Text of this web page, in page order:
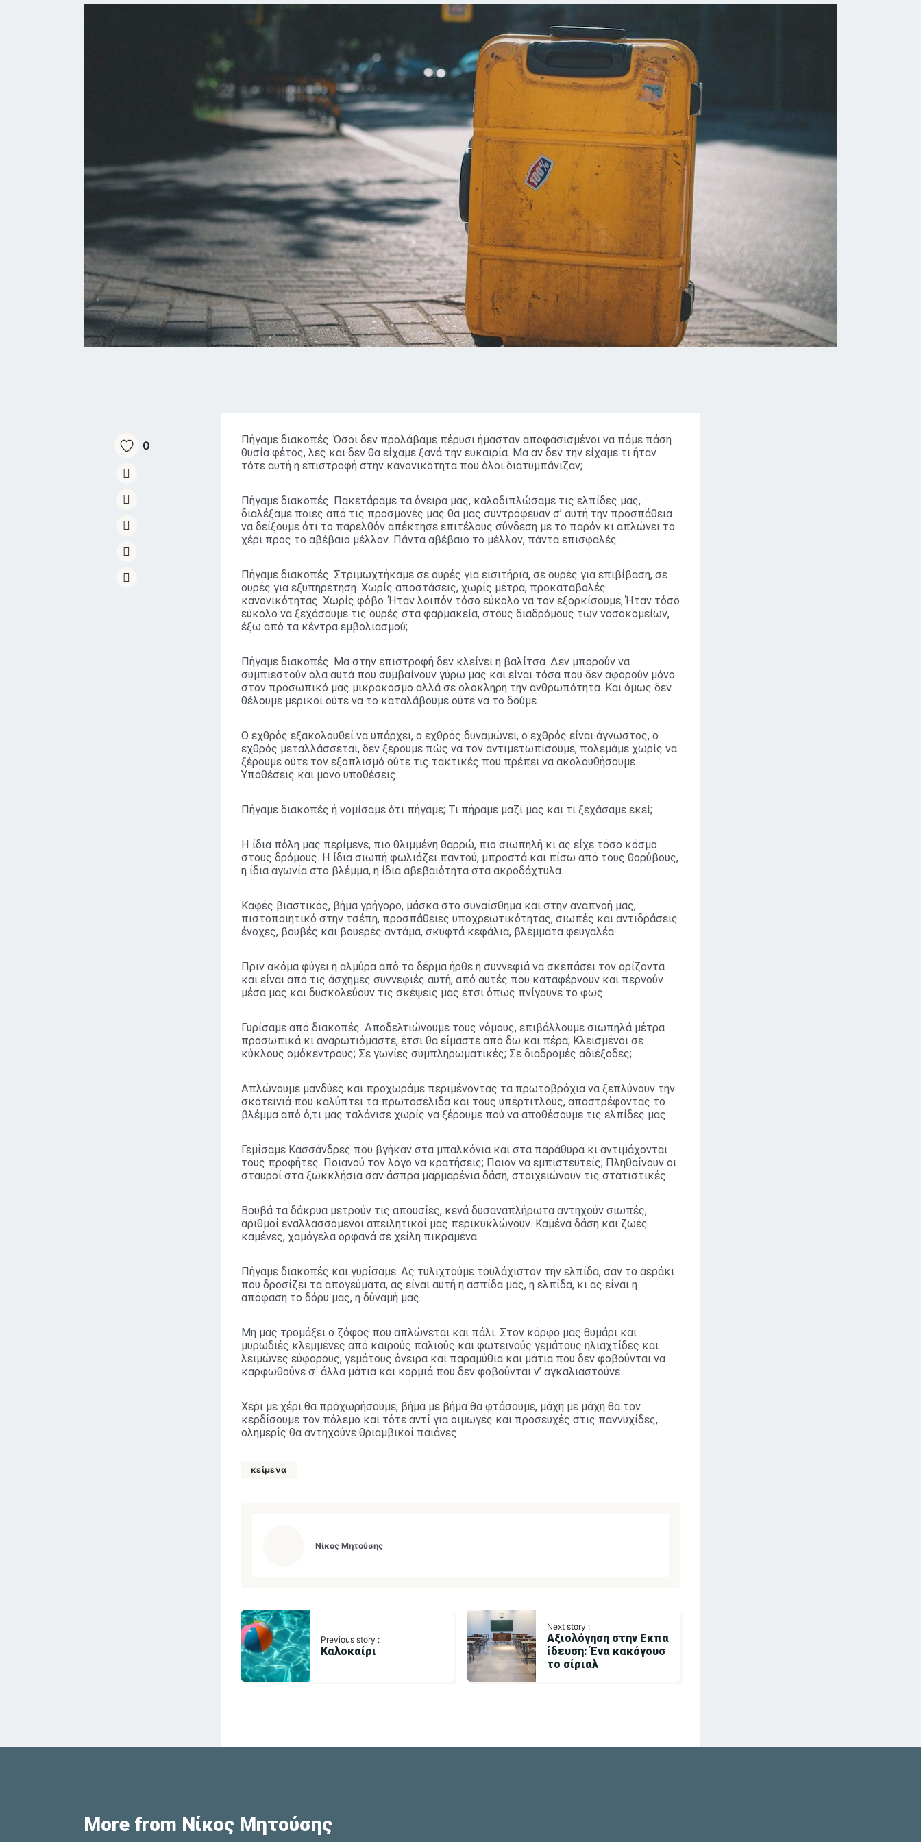
0
Πήγαμε διακοπές. Όσοι δεν προλάβαμε πέρυσι ήμασταν αποφασισμένοι να πάμε πάση
θυσία φέτος, λες και δεν θα είχαμε ξανά την ευκαιρία. Μα αν δεν την είχαμε τι ήταν
τότε αυτή η επιστροφή στην κανονικότητα που όλοι διατυμπάνιζαν;
Πήγαμε διακοπές. Πακετάραμε τα όνειρα μας, καλοδιπλώσαμε τις ελπίδες μας,
διαλέξαμε ποιες από τις προσμονές μας θα μας συντρόφευαν σ’ αυτή την προσπάθεια
να δείξουμε ότι το παρελθόν απέκτησε επιτέλους σύνδεση με το παρόν κι απλώνει το
χέρι προς το αβέβαιο μέλλον. Πάντα αβέβαιο το μέλλον, πάντα επισφαλές.
Πήγαμε διακοπές. Στριμωχτήκαμε σε ουρές για εισιτήρια, σε ουρές για επιβίβαση, σε
ουρές για εξυπηρέτηση. Χωρίς αποστάσεις, χωρίς μέτρα, προκαταβολές
κανονικότητας. Χωρίς φόβο. Ήταν λοιπόν τόσο εύκολο να τον εξορκίσουμε; Ήταν τόσο
εύκολο να ξεχάσουμε τις ουρές στα φαρμακεία, στους διαδρόμους των νοσοκομείων,
έξω από τα κέντρα εμβολιασμού;
Πήγαμε διακοπές. Μα στην επιστροφή δεν κλείνει η βαλίτσα. Δεν μπορούν να
συμπιεστούν όλα αυτά που συμβαίνουν γύρω μας και είναι τόσα που δεν αφορούν μόνο
στον προσωπικό μας μικρόκοσμο αλλά σε ολόκληρη την ανθρωπότητα. Και όμως δεν
θέλουμε μερικοί ούτε να το καταλάβουμε ούτε να το δούμε.
Ο εχθρός εξακολουθεί να υπάρχει, ο εχθρός δυναμώνει, ο εχθρός είναι άγνωστος, ο
εχθρός μεταλλάσσεται, δεν ξέρουμε πώς να τον αντιμετωπίσουμε, πολεμάμε χωρίς να
ξέρουμε ούτε τον εξοπλισμό ούτε τις τακτικές που πρέπει να ακολουθήσουμε.
Υποθέσεις και μόνο υποθέσεις.
Πήγαμε διακοπές ή νομίσαμε ότι πήγαμε; Τι πήραμε μαζί μας και τι ξεχάσαμε εκεί;
Η ίδια πόλη μας περίμενε, πιο θλιμμένη θαρρώ, πιο σιωπηλή κι ας είχε τόσο κόσμο
στους δρόμους. Η ίδια σιωπή φωλιάζει παντού, μπροστά και πίσω από τους θορύβους,
η ίδια αγωνία στο βλέμμα, η ίδια αβεβαιότητα στα ακροδάχτυλα.
Καφές βιαστικός, βήμα γρήγορο, μάσκα στο συναίσθημα και στην αναπνοή μας,
πιστοποιητικό στην τσέπη, προσπάθειες υποχρεωτικότητας, σιωπές και αντιδράσεις
ένοχες, βουβές και βουερές αντάμα, σκυφτά κεφάλια, βλέμματα φευγαλέα.
Πριν ακόμα φύγει η αλμύρα από το δέρμα ήρθε η συννεφιά να σκεπάσει τον ορίζοντα
και είναι από τις άσχημες συννεφιές αυτή, από αυτές που καταφέρνουν και περνούν
μέσα μας και δυσκολεύουν τις σκέψεις μας έτσι όπως πνίγουνε το φως.
Γυρίσαμε από διακοπές. Αποδελτιώνουμε τους νόμους, επιβάλλουμε σιωπηλά μέτρα
προσωπικά κι αναρωτιόμαστε, έτσι θα είμαστε από δω και πέρα; Κλεισμένοι σε
κύκλους ομόκεντρους; Σε γωνίες συμπληρωματικές; Σε διαδρομές αδιέξοδες;
Απλώνουμε μανδύες και προχωράμε περιμένοντας τα πρωτοβρόχια να ξεπλύνουν την
σκοτεινιά που καλύπτει τα πρωτοσέλιδα και τους υπέρτιτλους, αποστρέφοντας το
βλέμμα από ό,τι μας ταλάνισε χωρίς να ξέρουμε πού να αποθέσουμε τις ελπίδες μας.
Γεμίσαμε Κασσάνδρες που βγήκαν στα μπαλκόνια και στα παράθυρα κι αντιμάχονται
τους προφήτες. Ποιανού τον λόγο να κρατήσεις; Ποιον να εμπιστευτείς; Πληθαίνουν οι
σταυροί στα ξωκκλήσια σαν άσπρα μαρμαρένια δάση, στοιχειώνουν τις στατιστικές.
Βουβά τα δάκρυα μετρούν τις απουσίες, κενά δυσαναπλήρωτα αντηχούν σιωπές,
αριθμοί εναλλασσόμενοι απειλητικοί μας περικυκλώνουν. Καμένα δάση και ζωές
καμένες, χαμόγελα ορφανά σε χείλη πικραμένα.
Πήγαμε διακοπές και γυρίσαμε. Ας τυλιχτούμε τουλάχιστον την ελπίδα, σαν το αεράκι
που δροσίζει τα απογεύματα, ας είναι αυτή η ασπίδα μας, η ελπίδα, κι ας είναι η
απόφαση το δόρυ μας, η δύναμή μας.
Μη μας τρομάξει ο ζόφος που απλώνεται και πάλι. Στον κόρφο μας θυμάρι και
μυρωδιές κλεμμένες από καιρούς παλιούς και φωτεινούς γεμάτους ηλιαχτίδες και
λειμώνες εύφορους, γεμάτους όνειρα και παραμύθια και μάτια που δεν φοβούνται να
καρφωθούνε σ΄ άλλα μάτια και κορμιά που δεν φοβούνται ν’ αγκαλιαστούνε.
Χέρι με χέρι θα προχωρήσουμε, βήμα με βήμα θα φτάσουμε, μάχη με μάχη θα τον
κερδίσουμε τον πόλεμο και τότε αντί για οιμωγές και προσευχές στις παννυχίδες,
ολημερίς θα αντηχούνε θριαμβικοί παιάνες.
κείμενα
Νίκος Μητούσης
Previous story :
Καλοκαίρι
Next story :
Αξιολόγηση στην Εκπα
ίδευση: Ένα κακόγουσ
το σίριαλ
More from Νίκος Μητούσης